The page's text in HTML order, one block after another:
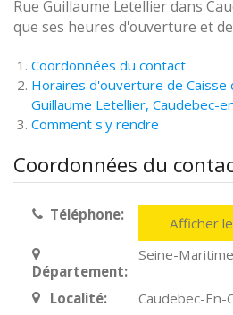
Rue Guillaume Letellier dans
que ses heures d'ouverture et
Coordonnées du contact
Horaires d'ouverture de Caisse
Guillaume Letellier, Caudebec-
Comment s'y rendre
Coordonnées du
Téléphone: Afficher
Département:
Seine-Maritime
Localité:
Caudebec-En-